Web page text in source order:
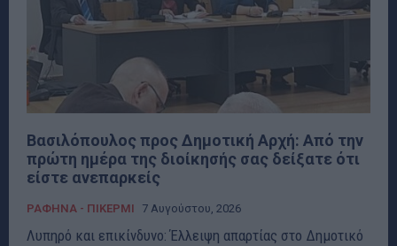
Βασιλόπουλος προς Δημοτική Αρχή: Από την
πρώτη ημέρα της διοίκησής σας δείξατε ότι
είστε ανεπαρκείς
ΡΑΦΗΝΑ - ΠΙΚΕΡΜΙ 7 Αυγούστου, 2026
Λυπηρό και επικίνδυνο: Έλλειψη απαρτίας στο Δημοτικό